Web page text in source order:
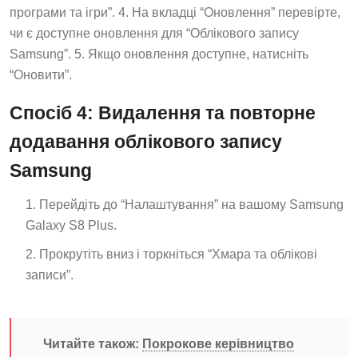
програми та ігри”. 4. На вкладці “Оновлення” перевірте,
чи є доступне оновлення для “Облікового запису
Samsung”. 5. Якщо оновлення доступне, натисніть
“Оновити”.
Спосіб 4: Видалення та повторне
додавання облікового запису
Samsung
Перейдіть до “Налаштування” на вашому Samsung
Galaxy S8 Plus.
Прокрутіть вниз і торкніться “Хмара та облікові
записи”.
Читайте також: Покрокове керівництво